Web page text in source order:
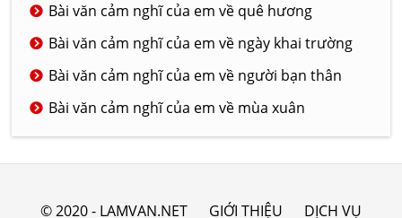
Bài văn cảm nghĩ của em về quê hương
Bài văn cảm nghĩ của em về ngày khai trường
Bài văn cảm nghĩ của em về người bạn thân
Bài văn cảm nghĩ của em về mùa xuân
© 2020 - LAMVAN.NET GIỚI THIỆU DỊCH VỤ